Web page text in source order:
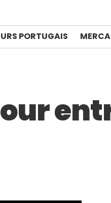
PORTUGAIS